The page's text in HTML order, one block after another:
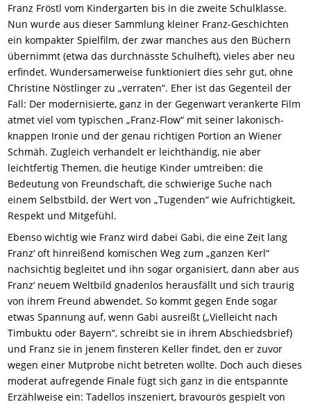
Franz Fröstl vom Kindergarten bis in die zweite Schulklasse.
Nun wurde aus dieser Sammlung kleiner Franz-Geschichten
ein kompakter Spielfilm, der zwar manches aus den Büchern
übernimmt (etwa das durchnässte Schulheft), vieles aber neu
erfindet. Wundersamerweise funktioniert dies sehr gut, ohne
Christine Nöstlinger zu „verraten“. Eher ist das Gegenteil der
Fall: Der modernisierte, ganz in der Gegenwart verankerte Film
atmet viel vom typischen „Franz-Flow“ mit seiner lakonisch-
knappen Ironie und der genau richtigen Portion an Wiener
Schmäh. Zugleich verhandelt er leichthändig, nie aber
leichtfertig Themen, die heutige Kinder umtreiben: die
Bedeutung von Freundschaft, die schwierige Suche nach
einem Selbstbild, der Wert von „Tugenden“ wie Aufrichtigkeit,
Respekt und Mitgefühl.
Ebenso wichtig wie Franz wird dabei Gabi, die eine Zeit lang
Franz‘ oft hinreißend komischen Weg zum „ganzen Kerl“
nachsichtig begleitet und ihn sogar organisiert, dann aber aus
Franz‘ neuem Weltbild gnadenlos herausfällt und sich traurig
von ihrem Freund abwendet. So kommt gegen Ende sogar
etwas Spannung auf, wenn Gabi ausreißt („Vielleicht nach
Timbuktu oder Bayern“, schreibt sie in ihrem Abschiedsbrief)
und Franz sie in jenem finsteren Keller findet, den er zuvor
wegen einer Mutprobe nicht betreten wollte. Doch auch dieses
moderat aufregende Finale fügt sich ganz in die entspannte
Erzählweise ein: Tadellos inszeniert, bravourös gespielt von